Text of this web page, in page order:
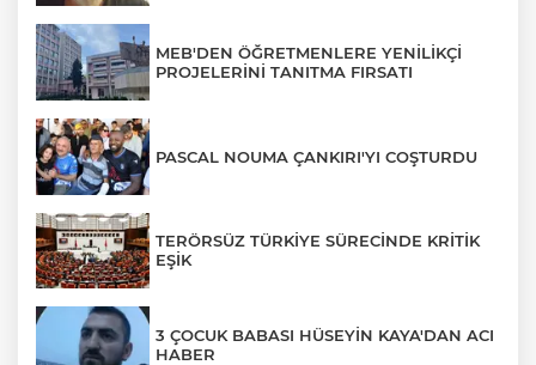
MEB'DEN ÖĞRETMENLERE YENİLİKÇİ
PROJELERİNİ TANITMA FIRSATI
PASCAL NOUMA ÇANKIRI'YI COŞTURDU
TERÖRSÜZ TÜRKİYE SÜRECİNDE KRİTİK
EŞİK
3 ÇOCUK BABASI HÜSEYİN KAYA'DAN ACI
HABER